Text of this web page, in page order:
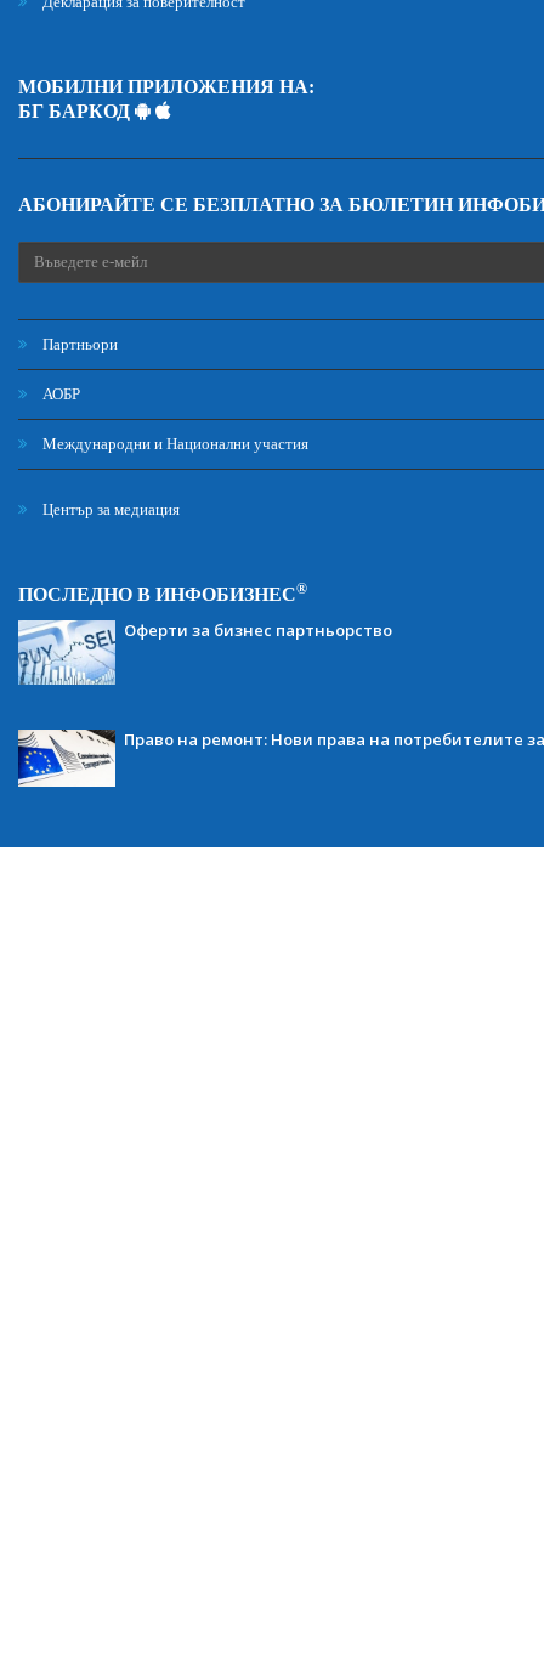
МОБИЛНИ ПРИЛОЖЕНИЯ НА:
БГ БАРКОД
АБОНИРАЙТЕ СЕ БЕЗПЛАТНО ЗА БЮЛЕТИН
Партньори
АОБР
Международни и Национални участия
Център за медиация
ПОСЛЕДНО В ИНФОБИЗНЕС®
Оферти за бизнес партньорство
Право на ремонт: Нови права на потребителите